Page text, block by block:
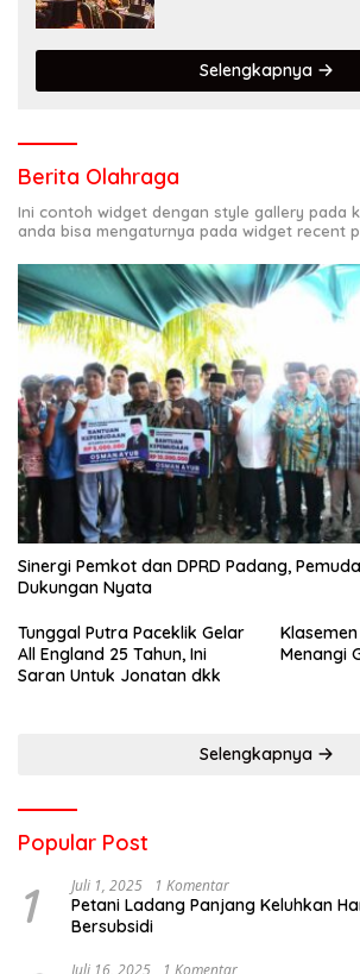
Selengkapnya
Berita Olahraga
Ini contoh widget dengan style gallery pada
anda bisa mengaturnya pada widget recent
Sinergi Pemkot dan DPRD Padang,
Dukungan Nyata
Tunggal Putra Paceklik Gelar
All England 25 Tahun, Ini
Saran Untuk Jonatan dkk
Klasemen
Menangi
Selengkapnya
Popular Post
1 Juli 1, 2025 1 Komentar
Petani Ladang Panjang Keluhkan
Bersubsidi
Juli 16, 2025 1 Komentar